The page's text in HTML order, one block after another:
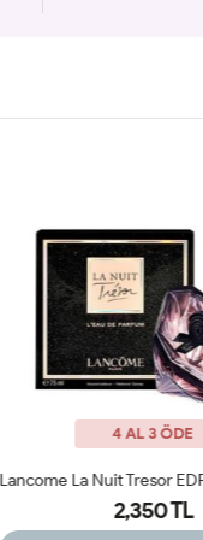
Lancome La Nuit Tresor EDP 100ML Kadın Parfüm ARC JLT
4 AL